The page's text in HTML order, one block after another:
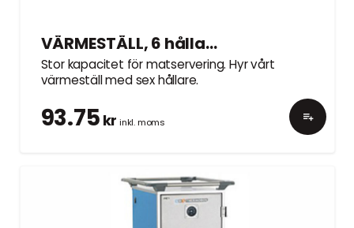
VÄRMESTÄLL, 6 hållare, 75cm
Stor kapacitet för matservering. Hyr vårt
värmeställ med sex hållare.
93.75 kr inkl. moms